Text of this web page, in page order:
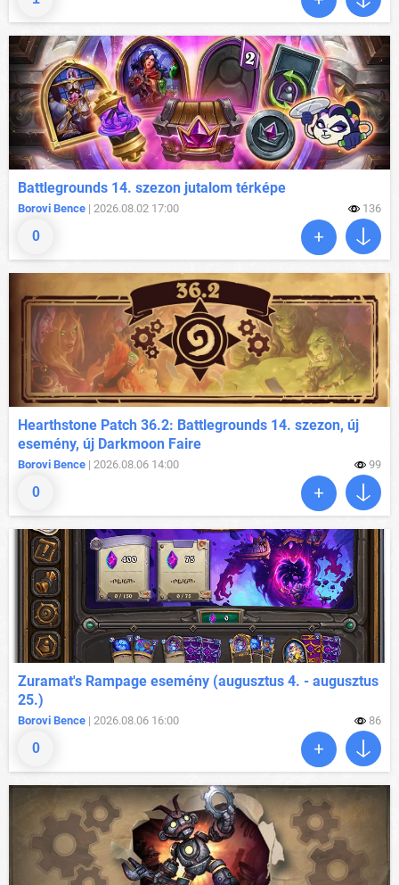
0
Battlegrounds 14. szezon jutalom térképe
Borovi Bence | 2026.08.02 17:00 136
0
Hearthstone Patch 36.2: Battlegrounds 14. szezon, új
esemény, új Darkmoon Faire
Borovi Bence | 2026.08.06 14:00 99
0
Zuramat's Rampage esemény (augusztus 4. - augusztus
25.)
Borovi Bence | 2026.08.06 16:00 86